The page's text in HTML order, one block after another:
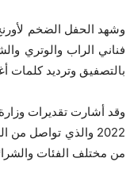
وشهد الحفل الضخم
فناني الراب والوتري
بالتصفيق وترديد كلمات
2022 والذي
من مختلف الفئات